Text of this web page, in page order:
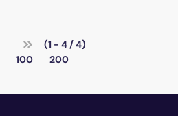
(1 - 4 / 4)
100 200